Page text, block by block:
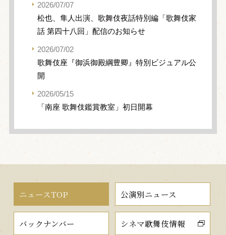
2026/07/07
松也、隼人出演、歌舞伎夜話特別編「歌舞伎家
話 第四十八回」配信のお知らせ
2026/07/02
歌舞伎座『御浜御殿綱豊卿』特別ビジュアル公
開
2026/05/15
「南座 歌舞伎鑑賞教室」初日開幕
ニュースTOP 公演別ニュース
バックナンバー シネマ歌舞伎情報